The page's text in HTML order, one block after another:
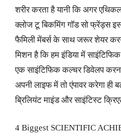
शरीर करता है यानी कि अगर
क्लोज टू बिकमिंग गॉड सो फ्रेंड्स
फैमिली मेंबर्स के साथ जरूर शेयर
मिशन है कि हम इंडिया में
एक साइंटिफिक कल्चर डिवेलप
अपनी लाइफ में तो एंपावर करेगा ही
ब्रिलियंट माइंड और साइंटिस्ट
4 Biggest SCIENTIFIC